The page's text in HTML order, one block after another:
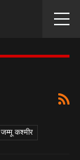
जम्मू कश्मीर